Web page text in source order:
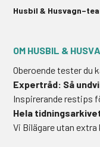
Husbil &
Oberoende tester du
Expertråd: Så
Inspirerande restips
Hela
Vi Bilägare utan